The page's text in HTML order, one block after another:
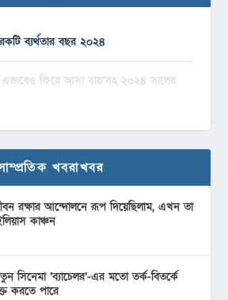
ব্যর্থতার বছর ২০২৪
ফিরে আসা যায়’সহ ২০২৪ সালের
খবরাখবর
রক্ষার আন্দোলনে রূপ দিয়েছিলাম, এখন তা
কাঞ্চন
সিনেমা ‘ব্যাচেলর’-এর মতো তর্ক-বিতর্কে
করতে পারে